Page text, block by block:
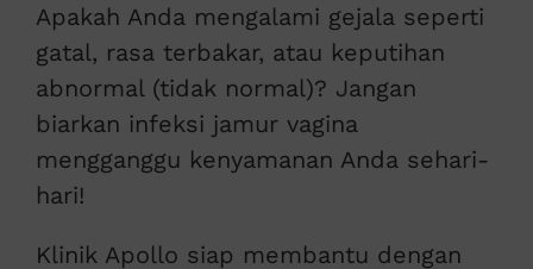
Apakah Anda mengalami gejala seperti
gatal, rasa terbakar, atau keputihan
abnormal (tidak normal)? Jangan
biarkan infeksi jamur vagina
mengganggu kenyamanan Anda sehari-
hari!
Klinik Apollo siap membantu dengan